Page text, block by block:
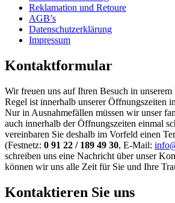
Reklamation und Retoure
AGB’s
Datenschutzerklärung
Impressum
Kontaktformular
Wir freuen uns auf Ihren Besuch in
Regel ist innerhalb unserer Öffnungszeiten
Nur in Ausnahmefällen müssen wir unser
auch innerhalb der Öffnungszeiten einmal
vereinbaren Sie deshalb im Vorfeld einen
(Festnetz: 0 91 22 / 189 49 30, E-Mail:
schreiben uns eine Nachricht über unser
können wir uns alle Zeit für Sie und Ihre
Kontaktieren Sie uns